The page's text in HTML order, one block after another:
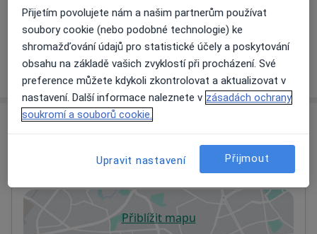
Informace o službách a cenách nejsou k dispozici
Tento specialista ještě nepřidával žádné informace o
svých službách.
Adresa
Ordinace
Přiblížit mapuse otevře v nové záložce
Přijetím povolujete nám a našim partnerům používat
soubory cookie (nebo podobné technologie) ke
shromažďování údajů pro statistické účely a poskytování
obsahu na základě vašich zvyklostí při procházení. Své
preference můžete kdykoli zkontrolovat a aktualizovat v
nastavení. Další informace naleznete v zásadách ochrany
soukromí a souborů cookie.
Upravit nastavení Přijmout